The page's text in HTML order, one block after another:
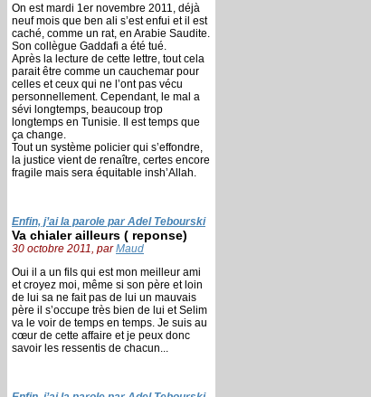
On est mardi 1er novembre 2011, déjà
neuf mois que ben ali s’est enfui et il est
caché, comme un rat, en Arabie Saudite.
Son collègue Gaddafi a été tué.
Après la lecture de cette lettre, tout cela
parait être comme un cauchemar pour
celles et ceux qui ne l’ont pas vécu
personnellement. Cependant, le mal a
sévi longtemps, beaucoup trop
longtemps en Tunisie. Il est temps que
ça change.
Tout un système policier qui s’effondre,
la justice vient de renaître, certes encore
fragile mais sera équitable insh’Allah.
Enfin, j’ai la parole par Adel Tebourski
Va chialer ailleurs ( reponse)
30 octobre 2011, parMaud
Oui il a un fils qui est mon meilleur ami
et croyez moi, même si son père et loin
de lui sa ne fait pas de lui un mauvais
père il s’occupe très bien de lui et Selim
va le voir de temps en temps. Je suis au
cœur de cette affaire et je peux donc
savoir les ressentis de chacun...